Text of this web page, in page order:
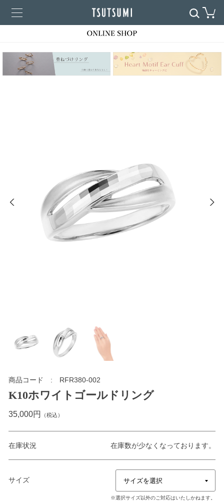
商品コード RFR380-002
K10ホワイトゴールドリング
35,000円 （税込）
在庫状況 在庫数が少なくなっております。
サイズ
※選択サイズ以外のご対応はいたしかねます。